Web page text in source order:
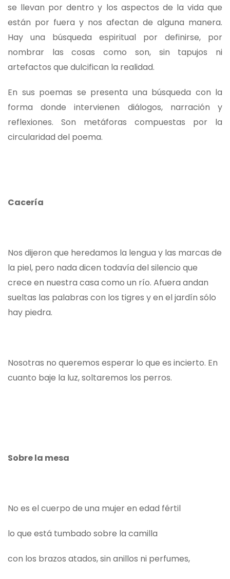
se llevan por dentro y los aspectos de la vida que
están por fuera y nos afectan de alguna manera.
Hay una búsqueda espiritual por definirse, por
nombrar las cosas como son, sin tapujos ni
artefactos que dulcifican la realidad.
En sus poemas se presenta una búsqueda con la
forma donde intervienen diálogos, narración y
reflexiones. Son metáforas compuestas por la
circularidad del poema.
Cacería
Nos dijeron que heredamos la lengua y las marcas de
la piel, pero nada dicen todavía del silencio que
crece en nuestra casa como un río. Afuera andan
sueltas las palabras con los tigres y en el jardín sólo
hay piedra.
Nosotras no queremos esperar lo que es incierto. En
cuanto baje la luz, soltaremos los perros.
Sobre la mesa
No es el cuerpo de una mujer en edad fértil
lo que está tumbado sobre la camilla
con los brazos atados, sin anillos ni perfumes,